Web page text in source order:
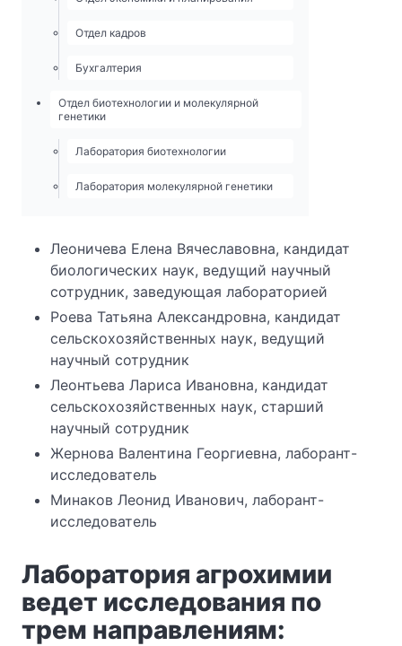
Отдел кадров
Бухгалтерия
Отдел биотехнологии и молекулярной
генетики
Лаборатория биотехнологии
Лаборатория молекулярной генетики
Леоничева Елена Вячеславовна, кандидат
биологических наук, ведущий научный
сотрудник, заведующая лабораторией
Роева Татьяна Александровна, кандидат
сельскохозяйственных наук, ведущий
научный сотрудник
Леонтьева Лариса Ивановна, кандидат
сельскохозяйственных наук, старший
научный сотрудник
Жернова Валентина Георгиевна, лаборант-
исследователь
Минаков Леонид Иванович, лаборант-
исследователь
Лаборатория агрохимии
ведет исследования по
трем направлениям: